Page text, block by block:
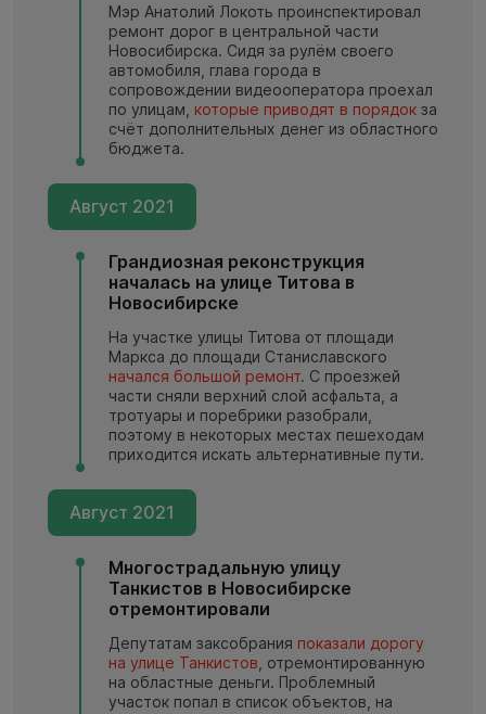
Мэр Анатолий Локоть проинспектировал
ремонт дорог в центральной части
Новосибирска. Сидя за рулём своего
автомобиля, глава города в
сопровождении видеооператора проехал
по улицам, которые приводят в порядок за
счёт дополнительных денег из областного
бюджета.
Август 2021
Грандиозная реконструкция
началась на улице Титова в
Новосибирске
На участке улицы Титова от площади
Маркса до площади Станиславского
начался большой ремонт. С проезжей
части сняли верхний слой асфальта, а
тротуары и поребрики разобрали,
поэтому в некоторых местах пешеходам
приходится искать альтернативные пути.
Август 2021
Многострадальную улицу
Танкистов в Новосибирске
отремонтировали
Депутатам заксобрания показали дорогу
на улице Танкистов , отремонтированную
на областные деньги. Проблемный
участок попал в список объектов, на